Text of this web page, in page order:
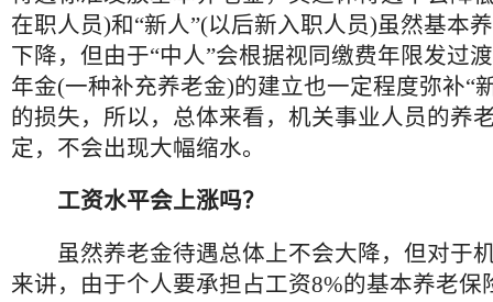
在职人员)和“新人”(以后新入职人员)虽然基本
下降，但由于“中人”会根据视同缴费年限发过
年金(一种补充养老金)的建立也一定程度弥补“
的损失，所以，总体来看，机关事业人员的养
定，不会出现大幅缩水。
工资水平会上涨吗？
虽然养老金待遇总体上不会大降，但对于
来讲，由于个人要承担占工资8%的基本养老保